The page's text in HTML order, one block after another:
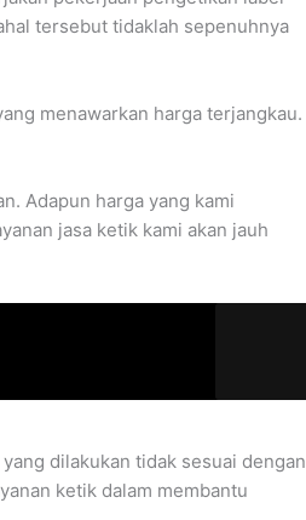
tersebut tidaklah sepenuhnya
menawarkan harga terjangkau.
Adapun harga yang kami
jasa ketik kami akan jauh
dilakukan tidak sesuai dengan
ketik dalam membantu